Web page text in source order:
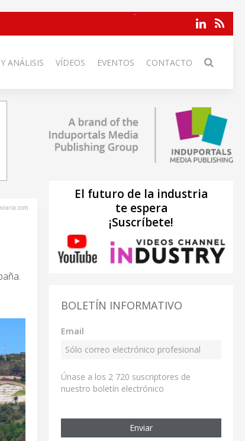
ANÁLISIS VÍDEOS EVENTOS CONTACTO
El futuro de la industria
te espera
¡Suscríbete!
BOLETÍN INFORMATIVO
Email
Únase a los 2 720 suscriptores de
nuestro boletín electrónico
Enviar